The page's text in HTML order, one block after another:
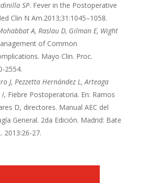
SP. Fever in the Postoperative
Clin N Am.2013;31:1045–1058.
A, Raslau D, Gilman E, Wight
of Common
Mayo Clin. Proc.
2554.
J, Pezzetta Hernández L, Arteaga
I, Fiebre Postoperatoria. En: Ramos
D, directores. Manual AEC del
General. 2da Edición. Madrid: Bate
2013:26-27.